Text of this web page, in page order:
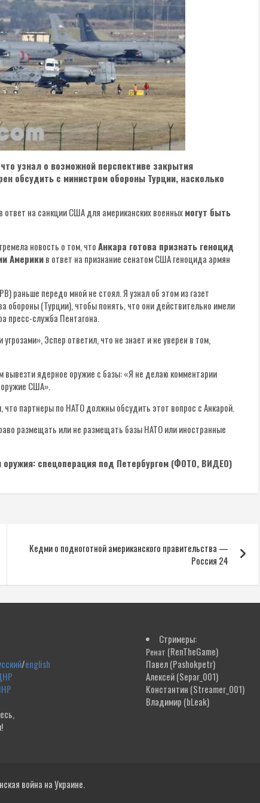
узнал о возможной перспективе закрытия
обсудить с министром обороны Турции, насколько
ответ на санкции США для американских военныхмогут быть
новость о том, чтоАнкара готова признать геноцид
Америкив ответ на признание сенатом США геноцида армян
передо мной не стоял. Я узнал об этом из газет
обороны (Турции), чтобы понять, что они действительно имели
пресс-служба Пентагона.
Эспер ответил, что не знает и не уверен в том,
вывезти ядерное оружие с базы: «Я не делаю комментарии
США».
партнеры по НАТО должны обсудить этот вопрос с Анкарой.
размещать или не размещать базы НАТО или иностранные
спецоперация под Петербургом (ФОТО, ВИДЕО)
Кедми о подноготной американского правительства —
Россия 24
/english
Стримеры:
Ренат (RenTheGame)
Павел(Pashokpetr)
Алексей(Separ_001)
Константин (Streamer_001)
Владимир (bLeak)
война на Украине.